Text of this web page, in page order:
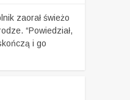
zaorał świeżo
“Powiedział,
i go